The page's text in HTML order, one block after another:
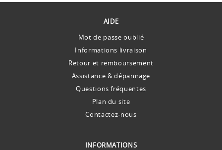
AIDE
Mot de passe oublié
Informations livraison
Retour et remboursement
Assistance & dépannage
Questions fréquentes
Plan du site
Contactez-nous
INFORMATIONS